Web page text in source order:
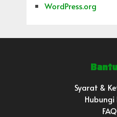
WordPress.org
Syarat &
Hubungi
FAQ